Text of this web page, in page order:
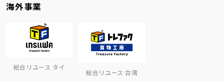
海外事業
総合リユース タイ
総合リユース 台湾